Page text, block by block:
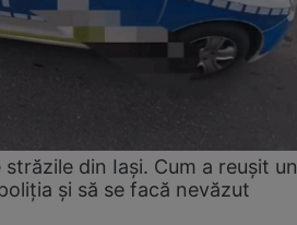
din Iași. Cum a reușit un
și să se facă nevăzut